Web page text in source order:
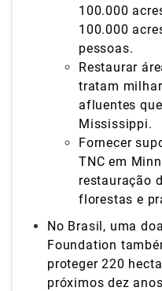
100.000
100.000
pessoas.
Restaurar
tratam
afluentes
Mississippi.
Fornecer
TNC em
restauração
florestas e
No Brasil, uma
Foundation
proteger 220
próximos dez